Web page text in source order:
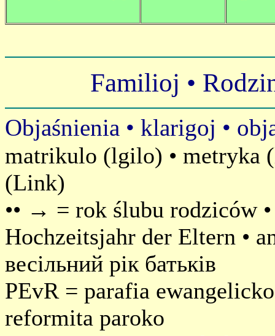
Familioj •
Objaśnienia • klarigoj •
matrikulo (lgilo) • metryka
(Link)
•• → = rok ślubu rodziców
Hochzeitsjahr der Eltern •
весільний рік батьків
PEvR = parafia
reformita paroko